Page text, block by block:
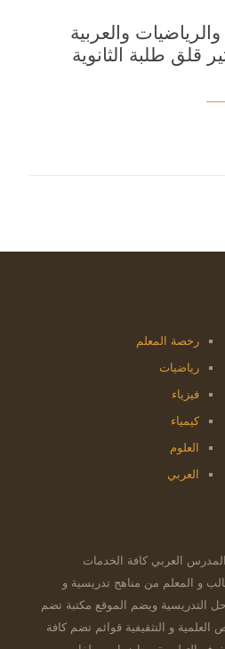
والرياضيات والعربية
قلق طلبة الثانوية
رخصة المعلم
رياضيات
فيزياء
كيمياء
العلوم
العربي
العربي كافة الخدمات
و المعلم من مناهج تدريسية و
التدريسية ويضم الموقع مكتبة تضم
و التثقيفية قوائم تضم كافة